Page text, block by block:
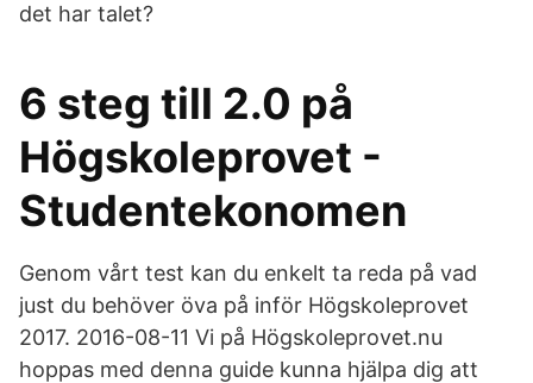
det har talet?
6 steg till 2.0 på
Högskoleprovet -
Studentekonomen
Genom vårt test kan du enkelt ta reda på vad
just du behöver öva på inför Högskoleprovet
2017. 2016-08-11 Vi på Högskoleprovet.nu
hoppas med denna guide kunna hjälpa dig att